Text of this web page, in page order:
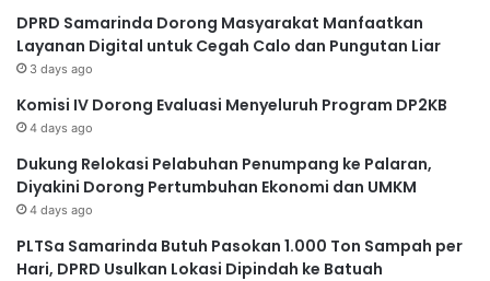
DPRD Samarinda Dorong Masyarakat Manfaatkan
Layanan Digital untuk Cegah Calo dan Pungutan Liar
3 days ago
Komisi IV Dorong Evaluasi Menyeluruh Program DP2KB
4 days ago
Dukung Relokasi Pelabuhan Penumpang ke Palaran,
Diyakini Dorong Pertumbuhan Ekonomi dan UMKM
4 days ago
PLTSa Samarinda Butuh Pasokan 1.000 Ton Sampah per
Hari, DPRD Usulkan Lokasi Dipindah ke Batuah